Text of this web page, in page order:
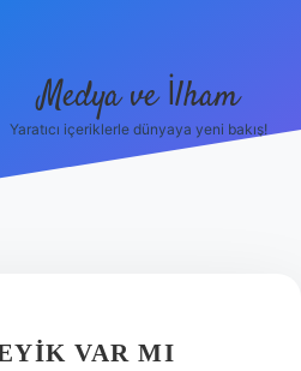
Medya ve İlham
Yaratıcı içeriklerle dünyaya yeni bakış!
VAR MI